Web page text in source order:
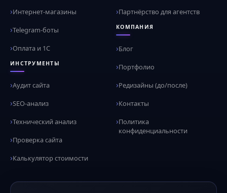
Интернет-магазины
Telegram-боты
Оплата и 1С
ИНСТРУМЕНТЫ
Аудит сайта
SEO-анализ
Технический анализ
Проверка сайта
Калькулятор стоимости
Партнёрство для агентств
КОМПАНИЯ
Блог
Портфолио
Редизайны (до/после)
Контакты
Политика
конфиденциальности